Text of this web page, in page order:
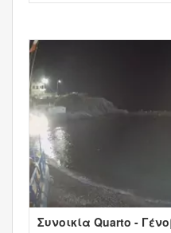
Συνοικία Quarto -